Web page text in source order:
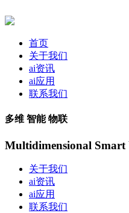
首页
关于我们
ai资讯
ai应用
联系我们
多维 智能 物联
Multidimensional Smart
关于我们
ai资讯
ai应用
联系我们